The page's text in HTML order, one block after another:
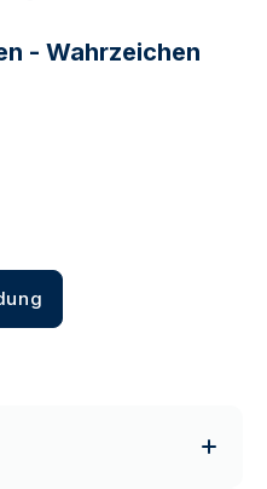
- Wahrzeichen